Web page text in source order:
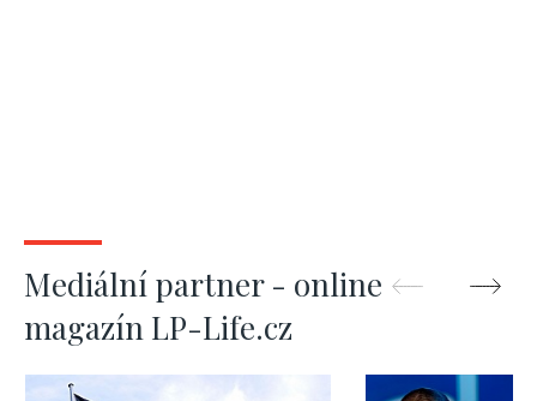
Mediální partner - online
magazín LP-Life.cz